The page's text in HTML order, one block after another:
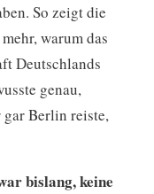
So zeigt die
warum das
Deutschlands
genau,
gar Berlin reiste,
bislang, keine